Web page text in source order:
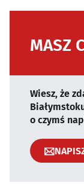
MASZ
Wiesz, że
o czymś